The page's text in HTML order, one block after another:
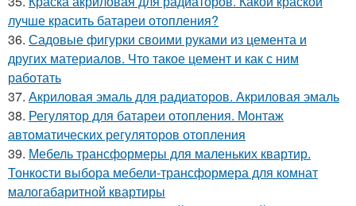
лучше красить батареи отопления?
36. Садовые фигурки своими руками из цемента и
других материалов. Что такое цемент и как с ним
работать
37. Акриловая эмаль для радиаторов. Акриловая эмаль
38. Регулятор для батареи отопления. Монтаж
автоматических регуляторов отопления
39. Мебель трансформеры для маленьких квартир.
Тонкости выбора мебели-трансформера для комнат
малогабаритной квартиры